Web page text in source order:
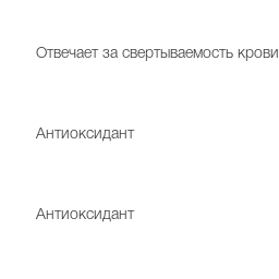
Отвечает за свертываемость крови
Антиоксидант
Антиоксидант